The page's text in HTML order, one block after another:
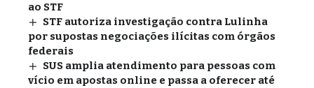
ao STF
STF autoriza investigação contra Lulinha
por supostas negociações ilícitas com órgãos
federais
SUS amplia atendimento para pessoas com
vício em apostas online e passa a oferecer até